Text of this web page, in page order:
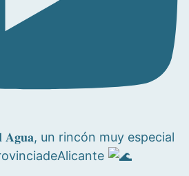
𝐀𝐠𝐮𝐚, un rincón muy especial